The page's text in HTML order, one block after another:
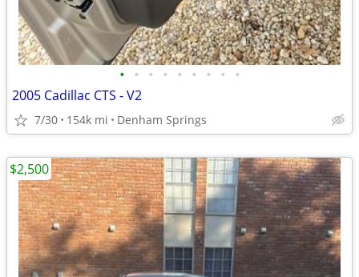
• • • • • • • • •
2005 Cadillac CTS - V2
7/30 154k mi Denham Springs
$2,500